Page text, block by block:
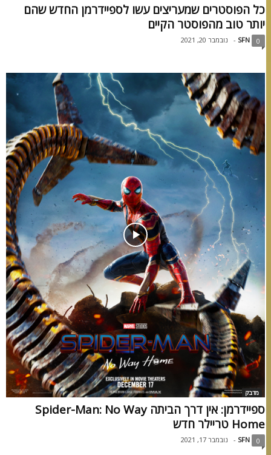
כל הפוסטרים שמעריצים עשו לספיידרמן החדש שהם
יותר טוב מהפוסטר הקיים
SFN נובמבר 20, 2021 0
מדבק
ספיידרמן: אין דרך הביתה Spider-Man: No Way
Home טריילר חדש
SFN נובמבר 17, 2021 0